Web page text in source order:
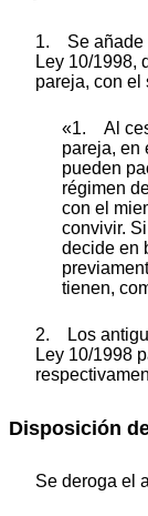
1.
Se
Ley 10/1998,
pareja, con el
«1. Al
pareja, en
pueden
régimen
con el
convivir.
decide en
tienen,
2. Los
Ley 10/1998
Disposición
Se deroga el